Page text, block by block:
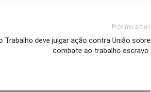
Próximo artigo
Trabalho deve julgar ação contra União sobre
combate ao trabalho escravo